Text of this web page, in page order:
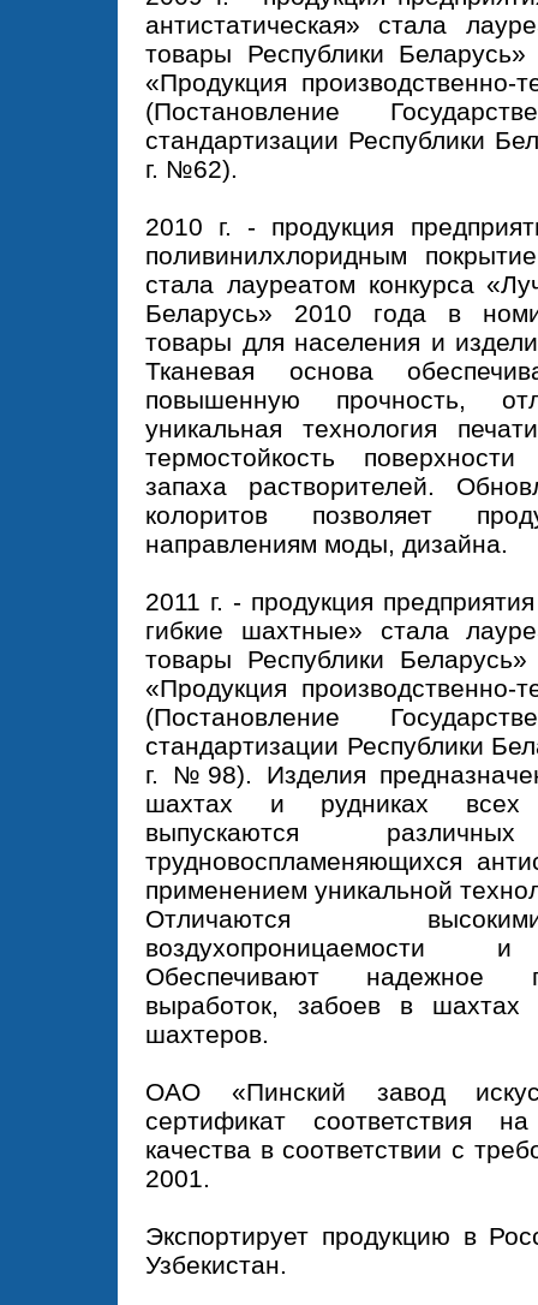
антистатическая» стала
товары Республики
«Продукция производственно-
(Постановление
стандартизации Республики
г. №62).
2010 г. - продукция
поливинилхлоридным
стала лауреатом конкурса
Беларусь» 2010 года в
товары для населения и
Тканевая основа
повышенную прочность,
уникальная технология
термостойкость
запаха растворителей.
колоритов позволяет
направлениям моды, дизайна.
2011 г. - продукция
гибкие шахтные» стала
товары Республики
«Продукция производственно-
(Постановление
стандартизации Республики
г. №98). Изделия
шахтах и рудниках всех
выпускаются
трудновоспламеняющихся
применением уникальной
Отличаются
воздухопроницаемости и
Обеспечивают надежное
выработок, забоев в шахтах
шахтеров.
ОАО «Пинский завод
сертификат соответствия
качества в соответствии с
2001.
Экспортирует продукцию в
Узбекистан.